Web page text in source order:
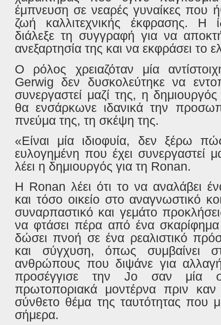
έμπνευση σε νεαρές γυναίκες που
ζωή καλλιτεχνικής έκφρασης. Η
διάλεξε τη συγγραφή για να
ανεξαρτησία της και να εκφράσει το
Ο ρόλος χρειαζόταν μία
Gerwig δεν δυσκολεύτηκε να
συνεργαστεί μαζί της, η
θα ενσάρκωνε ιδανικά την
πνεύμα της, τη σκέψη της.
«Είναι μία ιδιοφυία, δεν ξέρω
ευλογημένη που έχει συνεργαστεί
λέει η δημιουργός για τη Ronan.
H Ronan λέει ότι το να αναλάβει
και τόσο οικείο στο αναγνωστικό
συναρπαστικό και γεμάτο
να φτάσει πέρα από ένα
δώσει πνοή σε ένα ρεαλιστικό
και σύγχυση, όπως συμβαίνει
ανθρώπους που διψάνε για
προσέγγισε την Jo
σαν μία
πρωτοποριακά μοντέρνα πριν καν
σύνθετο θέμα της ταυτότητας που
σήμερα.